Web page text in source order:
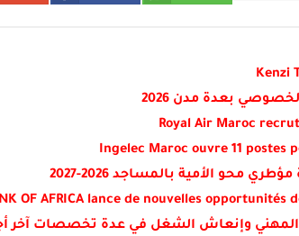
Kenzi
بعدة مدن 2026
Royal Air Maroc
Ingelec Maroc ouvre 11 postes
محو الأمية بالمساجد 2026-2027
OF AFRICA lance de nouvelles